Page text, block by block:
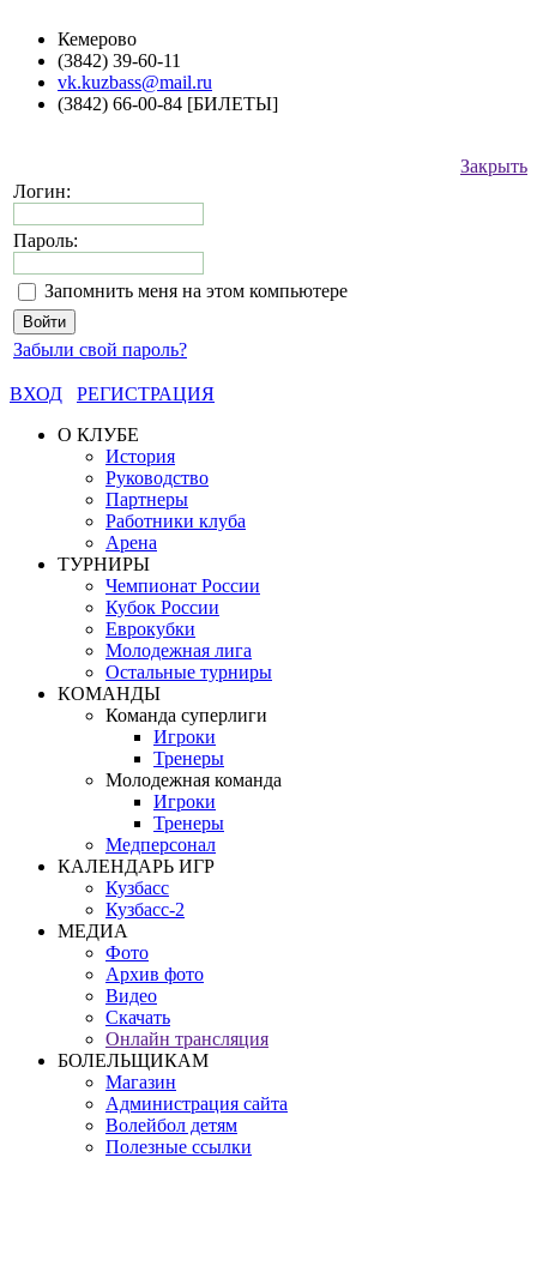
Кемерово
(3842) 39-60-11
vk.kuzbass@mail.ru
(3842) 66-00-84 [БИЛЕТЫ]
Закрыть
Логин:
Пароль:
Запомнить меня на этом компьютере
Забыли свой пароль?
ВХОД
РЕГИСТРАЦИЯ
О КЛУБЕ
История
Руководство
Партнеры
Работники клуба
Арена
ТУРНИРЫ
Чемпионат России
Кубок России
Еврокубки
Молодежная лига
Остальные турниры
КОМАНДЫ
Команда суперлиги
Игроки
Тренеры
Молодежная команда
Игроки
Тренеры
Медперсонал
КАЛЕНДАРЬ ИГР
Кузбасс
Кузбасс-2
МЕДИА
Фото
Архив фото
Видео
Скачать
Онлайн трансляция
БОЛЕЛЬЩИКАМ
Магазин
Администрация сайта
Волейбол детям
Полезные ссылки